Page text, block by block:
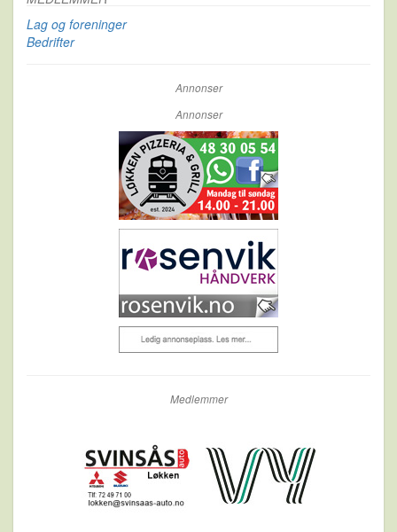
Lag og foreninger
Bedrifter
Annonser
Annonser
Medlemmer